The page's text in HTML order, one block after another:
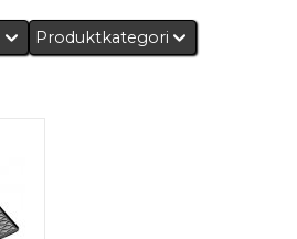
Produktkategori